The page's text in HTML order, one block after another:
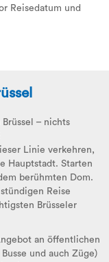
Reisedatum und
– nichts
Linie verkehren,
Hauptstadt. Starten
berühmten Dom.
Reise
Brüsseler
an öffentlichen
und auch Züge)